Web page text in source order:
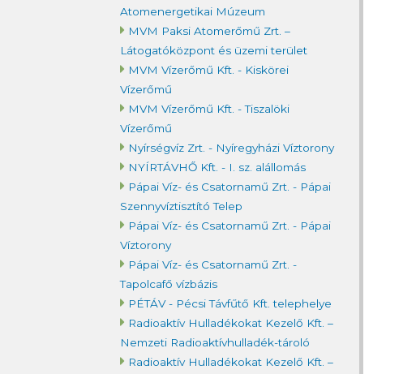
Atomenergetikai Múzeum
MVM Paksi Atomerőmű Zrt. –
Látogatóközpont és üzemi terület
MVM Vízerőmű Kft. - Kiskörei
Vízerőmű
MVM Vízerőmű Kft. - Tiszalöki
Vízerőmű
Nyírségvíz Zrt. - Nyíregyházi Víztorony
NYÍRTÁVHŐ Kft. - I. sz. alállomás
Pápai Víz- és Csatornamű Zrt. - Pápai
Szennyvíztisztító Telep
Pápai Víz- és Csatornamű Zrt. - Pápai
Víztorony
Pápai Víz- és Csatornamű Zrt. -
Tapolcafő vízbázis
PÉTÁV - Pécsi Távfűtő Kft. telephelye
Radioaktív Hulladékokat Kezelő Kft. –
Nemzeti Radioaktívhulladék-tároló
Radioaktív Hulladékokat Kezelő Kft. –